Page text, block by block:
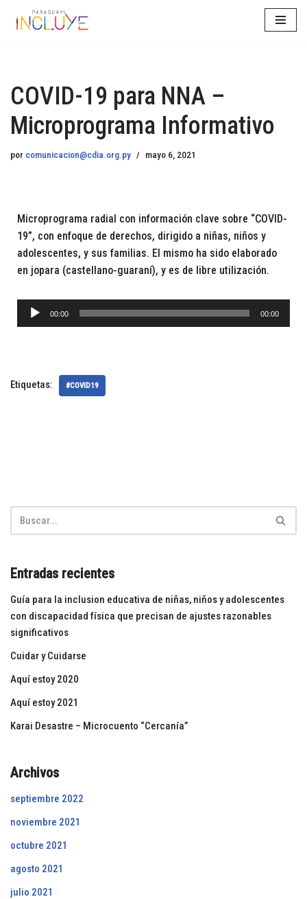
COVID-19 para NNA –
Microprograma Informativo
por comunicacion@cdia.org.py mayo 6, 2021
Microprograma radial con información clave sobre “COVID-
19”, con enfoque de derechos, dirigido a niñas, niños y
adolescentes, y sus familias. El mismo ha sido elaborado
en jopara (castellano-guaraní), y es de libre utilización.
d
e
a
u
i
00:00 00:00
Etiquetas: #COVID19
Entradas recientes
Guía para la inclusion educativa de niñas, niños y adolescentes
con discapacidad física que precisan de ajustes razonables
significativos
Cuidar y Cuidarse
Aquí estoy 2020
Aquí estoy 2021
Karai Desastre – Microcuento “Cercanía”
Archivos
septiembre 2022
noviembre 2021
octubre 2021
agosto 2021
julio 2021